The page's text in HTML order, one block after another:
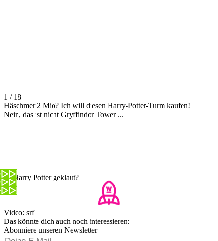
1 / 18
Häschmer 2 Mio? Ich will diesen Harry-Potter-Turm kaufen!
Nein, das ist nicht Gryffindor Tower ...
Ist Harry Potter geklaut?
Video: srf
Das könnte dich auch noch interessieren:
Abonniere unseren Newsletter